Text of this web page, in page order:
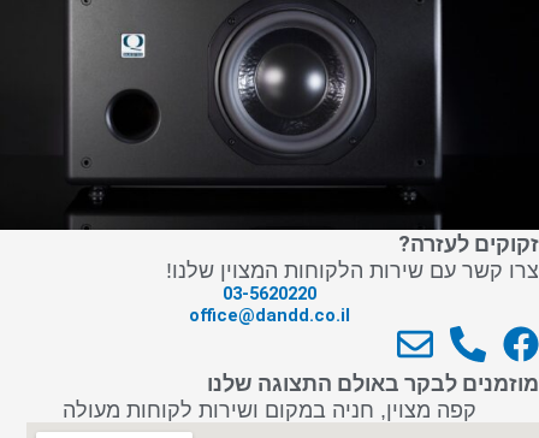
זקוקים לעזרה?
צרו קשר עם שירות הלקוחות המצוין שלנו!
03-5620220
office@dandd.co.il
F
a
P
h
o
E
n
v
מוזמנים לבקר באולם התצוגה שלנו
קפה מצוין, חניה במקום ושירות לקוחות מעולה